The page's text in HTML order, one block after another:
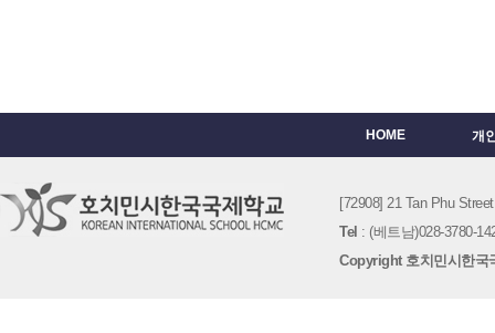
HOME 개
[72908] 21 Tan Phu
Tel : (베트남)028-3780-
Copyright 호치민시한국